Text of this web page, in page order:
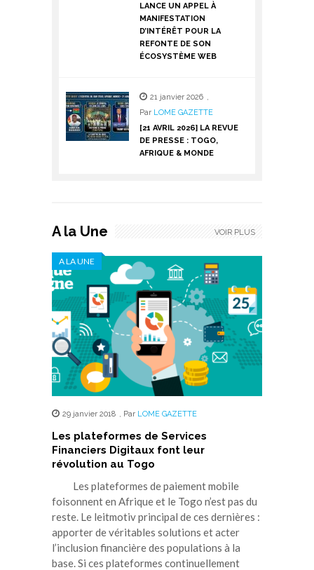
LANCE UN APPEL À
MANIFESTATION
D’INTÉRÊT POUR LA
REFONTE DE SON
ÉCOSYSTÈME WEB
21 janvier 2026 ,
Par LOME GAZETTE
[21 AVRIL 2026] LA REVUE
DE PRESSE : TOGO,
AFRIQUE & MONDE
A la Une
A LA UNE
29 janvier 2018 , Par LOME GAZETTE
Les plateformes de Services
Financiers Digitaux font leur
révolution au Togo
Les plateformes de paiement mobile
foisonnent en Afrique et le Togo n’est pas du
reste. Le leitmotiv principal de ces dernières :
apporter de véritables solutions et acter
l’inclusion financière des populations à la
base. Si ces plateformes continuellement
VOIR PLUS